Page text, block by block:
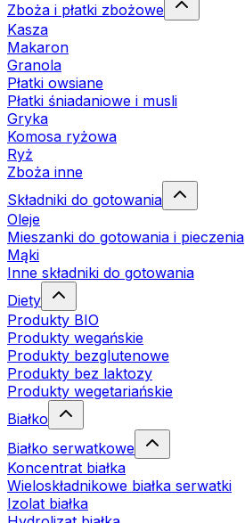
Zboża i płatki zbożowe
Kasza
Makaron
Granola
Płatki owsiane
Płatki śniadaniowe i musli
Gryka
Komosa ryżowa
Ryż
Zboża inne
Składniki do gotowania
Oleje
Mieszanki do gotowania i pieczenia
Mąki
Inne składniki do gotowania
Diety
Produkty BIO
Produkty wegańskie
Produkty bezglutenowe
Produkty bez laktozy
Produkty wegetariańskie
Białko
Białko serwatkowe
Koncentrat białka
Wieloskładnikowe białka serwatki
Izolat białka